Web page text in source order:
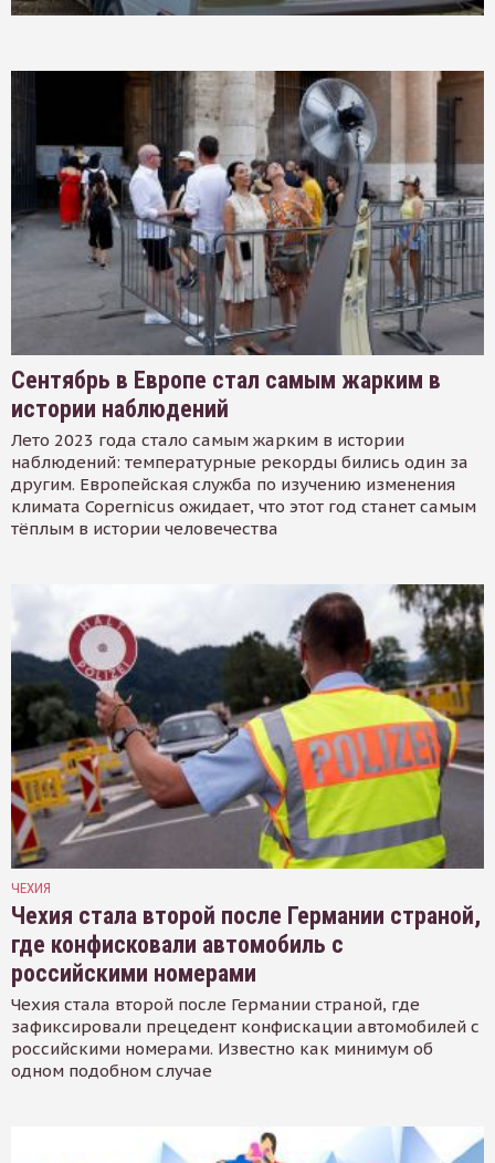
Сентябрь в Европе стал самым жарким в
истории наблюдений
Лето 2023 года стало самым жарким в истории
наблюдений: температурные рекорды бились один за
другим. Европейская служба по изучению изменения
климата Copernicus ожидает, что этот год станет самым
тёплым в истории человечества
ЧЕХИЯ
Чехия стала второй после Германии страной,
где конфисковали автомобиль с
российскими номерами
Чехия стала второй после Германии страной, где
зафиксировали прецедент конфискации автомобилей с
российскими номерами. Известно как минимум об
одном подобном случае